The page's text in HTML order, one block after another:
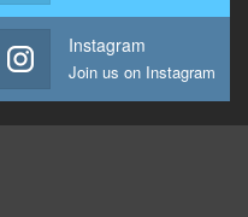
Instagram
Join us on Instagram